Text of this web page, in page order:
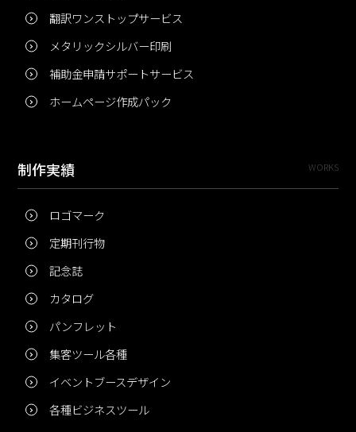
翻訳ワンストップサービス
メタリックシルバー印刷
補助金申請サポートサービス
ホームページ作成パック
制作実績 WORKS
ロゴマーク
定期刊行物
記念誌
カタログ
パンフレット
集客ツール各種
イベントブースデザイン
各種ビジネスツール